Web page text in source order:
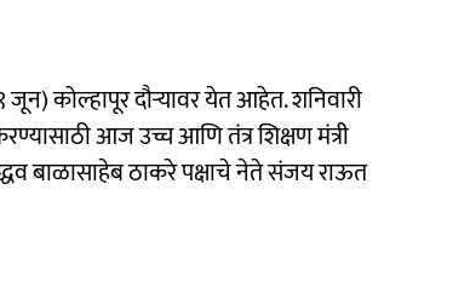
जून) कोल्हापूर दौऱ्यावर येत आहेत. शनिवारी
आज उच्च आणि तंत्र शिक्षण मंत्री
बाळासाहेब ठाकरे पक्षाचे नेते संजय राऊत